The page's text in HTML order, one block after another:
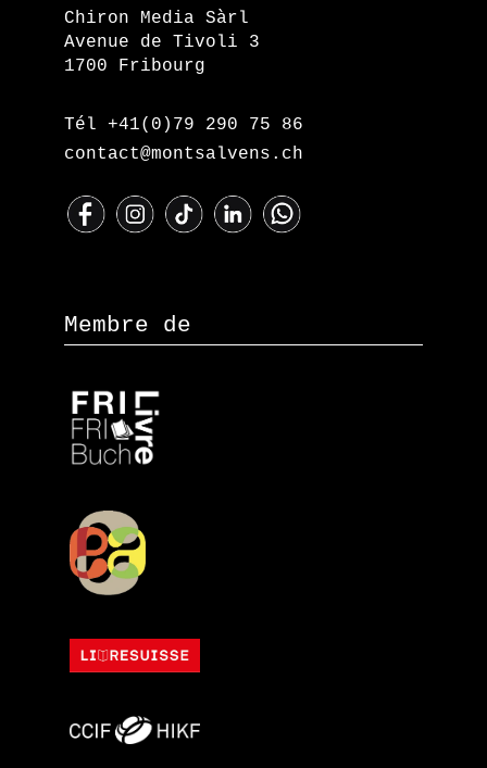
Chiron Media Sàrl
Avenue de Tivoli 3
1700 Fribourg
Tél +41(0)79 290 75 86
contact@montsalvens.ch
Membre de